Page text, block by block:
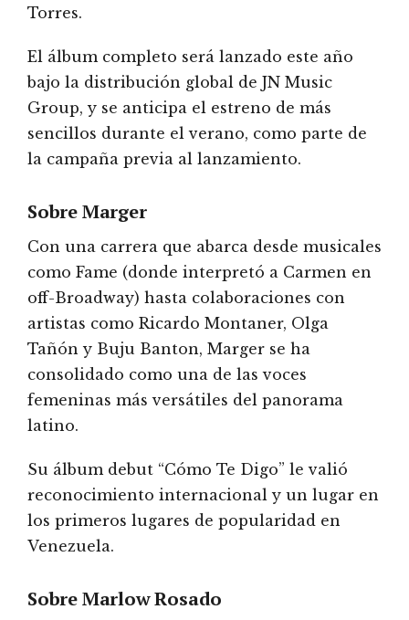
Torres.
El álbum completo será lanzado este año
bajo la distribución global de JN Music
Group, y se anticipa el estreno de más
sencillos durante el verano, como parte de
la campaña previa al lanzamiento.
Sobre Marger
Con una carrera que abarca desde musicales
como Fame (donde interpretó a Carmen en
off-Broadway) hasta colaboraciones con
artistas como Ricardo Montaner, Olga
Tañón y Buju Banton, Marger se ha
consolidado como una de las voces
femeninas más versátiles del panorama
latino.
Su álbum debut “Cómo Te Digo” le valió
reconocimiento internacional y un lugar en
los primeros lugares de popularidad en
Venezuela.
Sobre Marlow Rosado